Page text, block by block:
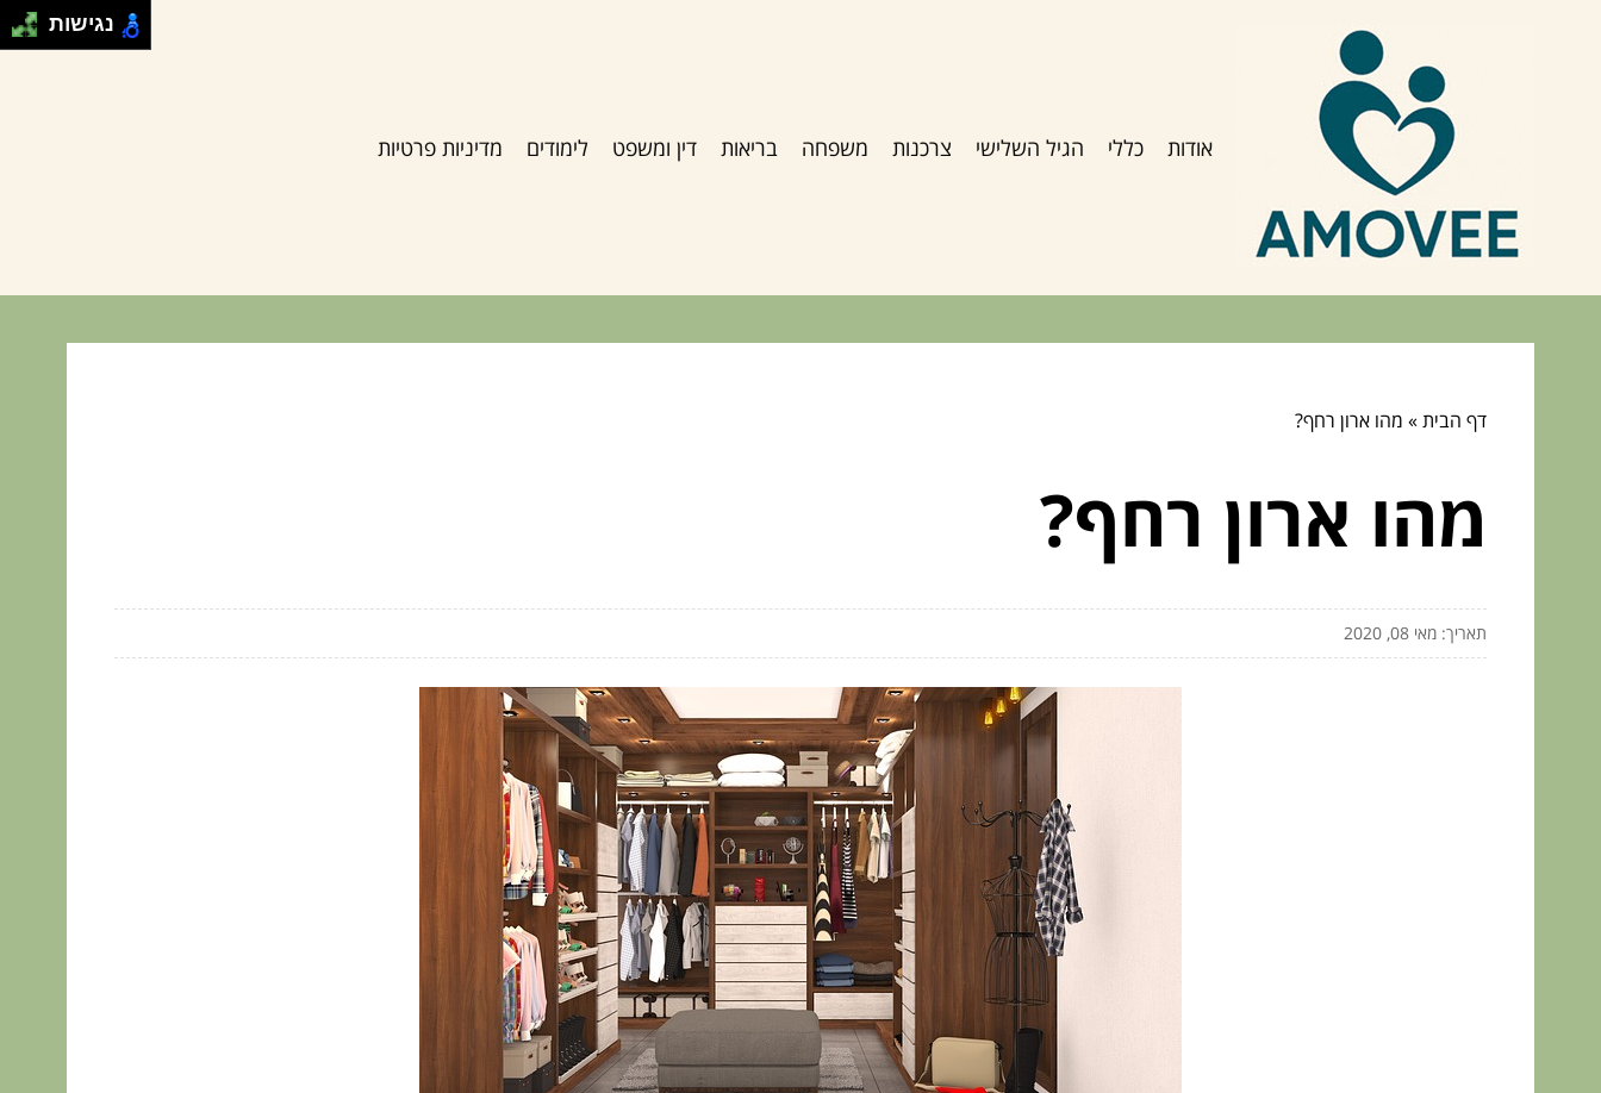
אודות כללי הגיל השלישי צרכנות משפחה בריאות דין ומשפט לימודים מדיניות פרטיות
דף הבית» מהו ארון רחף?
מהו ארון רחף?
תאריך: מאי 08, 2020
נגישות